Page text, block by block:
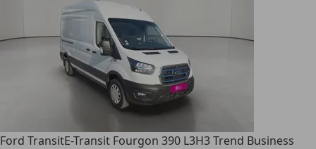
Ford TransitE-Transit Fourgon 390 L3H3 Trend Business